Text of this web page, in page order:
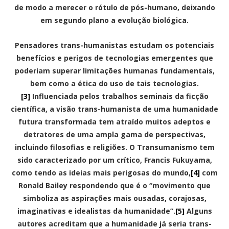
de modo a merecer o rótulo de pós-humano, deixando
em segundo plano a evolução biológica.
Pensadores trans-humanistas estudam os potenciais
benefícios e perigos de tecnologias emergentes que
poderiam superar limitações humanas fundamentais,
bem como a ética do uso de tais tecnologias.
[3] Influenciada pelos trabalhos seminais da ficção
científica, a visão trans-humanista de uma humanidade
futura transformada tem atraído muitos adeptos e
detratores de uma ampla gama de perspectivas,
incluindo filosofias e religiões. O Transumanismo tem
sido caracterizado por um crítico, Francis Fukuyama,
como tendo as ideias mais perigosas do mundo,[4] com
Ronald Bailey respondendo que é o “movimento que
simboliza as aspirações mais ousadas, corajosas,
imaginativas e idealistas da humanidade”.[5] Alguns
autores acreditam que a humanidade já seria trans-